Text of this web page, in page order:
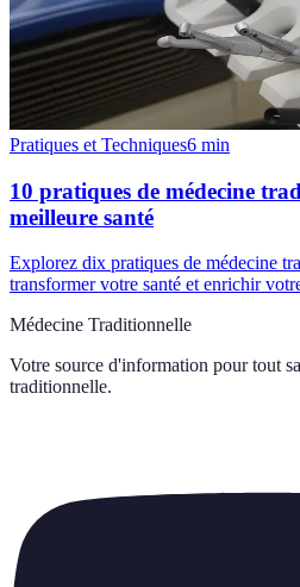
Pratiques et Techniques6 min
10 pratiques de médecine
meilleure santé
Explorez dix pratiques de médecine
transformer votre santé et enrichir
Médecine Traditionnelle
Votre source d'information pour tout
traditionnelle.